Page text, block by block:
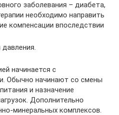
заболевания – диабета,
необходимо направить
компенсации впоследствии
начинается с
Обычно начинают со смены
и назначение
Дополнительно
минеральных комплексов.